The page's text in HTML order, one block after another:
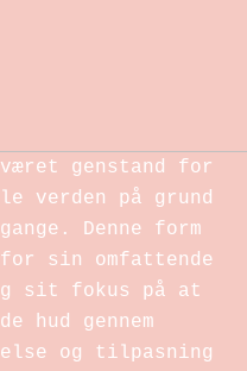
genstand for
verden på grund
Denne form
sin omfattende
sit fokus på at
hud gennem
og tilpasning